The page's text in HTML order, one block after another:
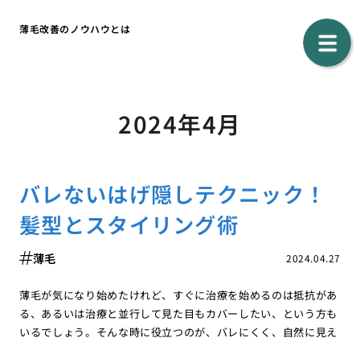
薄毛改善のノウハウとは
2024年4月
バレないはげ隠しテクニック！
髪型とスタイリング術
2024.04.27
薄毛
薄毛が気になり始めたけれど、すぐに治療を始めるのは抵抗があ
る、あるいは治療と並行して見た目もカバーしたい、という方も
いるでしょう。そんな時に役立つのが、バレにくく、自然に見え